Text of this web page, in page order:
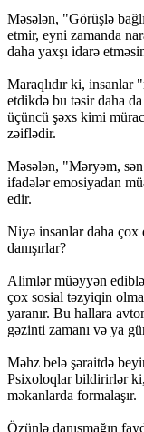
Məsələn, "Görüşlə
etmir, eyni zamanda
daha yaxşı idarə
Maraqlıdır ki, insanlar
etdikdə bu təsir daha
üçüncü şəxs kimi
zəiflədir.
Məsələn, "Məryəm,
ifadələr emosiyadan
edir.
Niyə insanlar daha çox
danışırlar?
Alimlər müəyyən
çox sosial təzyiqin
yaranır. Bu hallara
gəzinti zamanı və ya
Məhz belə şəraitdə
Psixoloqlar bildirirlər
məkanlarda formalaşır.
Özünlə danışmağın